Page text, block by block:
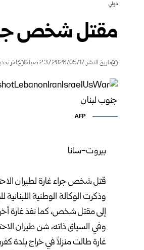
دولي
مقتل شخص
تاريخ النشر: 2026/05/17 2:37 صباحًا اخر تحديث: 2026/05/
بيروت-سانا‏
قتل شخص جراء غارة لطيران
وذكرت الوكالة الوطنية
إلى مقتل شخص، كما نفذ غارة
وفي السياق ذاته، شن طيران
غارة طالت منزلاً في خراج بلدة